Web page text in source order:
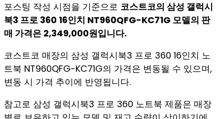
포스팅 작성 시점을 기준으로 코스트코의 삼성 갤럭시
북3 프로 360 16인치 NT960QFG-KC71G 모델의 판
매 가격은 2,349,000원입니다.
코스트코 매장의 삼성 갤럭시북3 프로 360 16인치 노
트북 NT960QFG-KC71G의 가격은 변동될 수 있으며,
변동 시 가격 추이에 반영됩니다.
참고로 삼성 갤럭시북3 프로 360 노트북 제품은 매장